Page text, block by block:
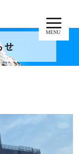
MENU
せ